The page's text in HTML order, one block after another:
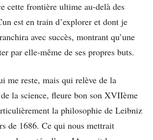
cette frontière ultime au-delà des
est en train d’explorer et dont je
avec succès, montrant qu’une
par elle-même de ses propres buts.
me reste, mais qui relève de la
la science, fleure bon son XVIIème
la philosophie de Leibniz
de 1686. Ce qui nous mettrait